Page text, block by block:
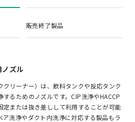
販売終了製品
ノズル
クリーナー）は、飲料タンクや反応タンク
るためのノズルです。CIP洗浄やHACCP
定または抜き差しして利用することが可能
洗浄やダクト内洗浄に対応する製品もラ